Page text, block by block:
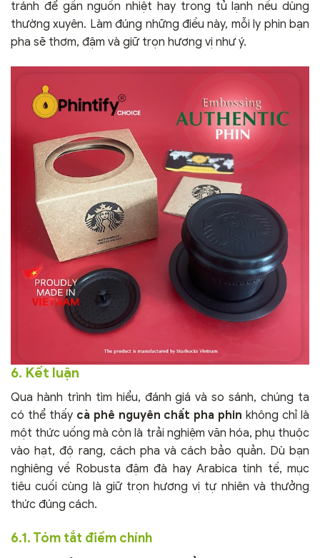
tránh để gần nguồn nhiệt hay trong tủ lạnh nếu dùng
thường xuyên. Làm đúng những điều này, mỗi ly phin bạn
pha sẽ thơm, đậm và giữ trọn hương vị như ý.
6. Kết luận
Qua hành trình tìm hiểu, đánh giá và so sánh, chúng ta
có thể thấy cà phê nguyên chất pha phin không chỉ là
một thức uống mà còn là trải nghiệm văn hóa, phụ thuộc
vào hạt, độ rang, cách pha và cách bảo quản. Dù bạn
nghiêng về Robusta đậm đà hay Arabica tinh tế, mục
tiêu cuối cùng là giữ trọn hương vị tự nhiên và thưởng
thức đúng cách.
6.1. Tóm tắt điểm chính